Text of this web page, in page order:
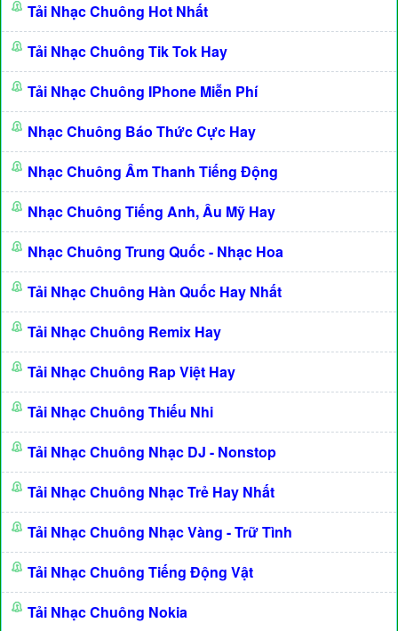
Tải Nhạc Chuông Hot Nhất
Tải Nhạc Chuông Tik Tok Hay
Tải Nhạc Chuông IPhone Miễn Phí
Nhạc Chuông Báo Thức Cực Hay
Nhạc Chuông Âm Thanh Tiếng Động
Nhạc Chuông Tiếng Anh, Âu Mỹ Hay
Nhạc Chuông Trung Quốc - Nhạc Hoa
Tải Nhạc Chuông Hàn Quốc Hay Nhất
Tải Nhạc Chuông Remix Hay
Tải Nhạc Chuông Rap Việt Hay
Tải Nhạc Chuông Thiếu Nhi
Tải Nhạc Chuông Nhạc DJ - Nonstop
Tải Nhạc Chuông Nhạc Trẻ Hay Nhất
Tải Nhạc Chuông Nhạc Vàng - Trữ Tình
Tải Nhạc Chuông Tiếng Động Vật
Tải Nhạc Chuông Nokia